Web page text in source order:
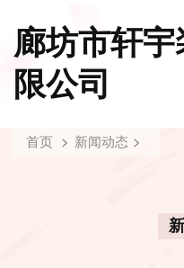
廊坊市轩
限公司
首页 新闻动态